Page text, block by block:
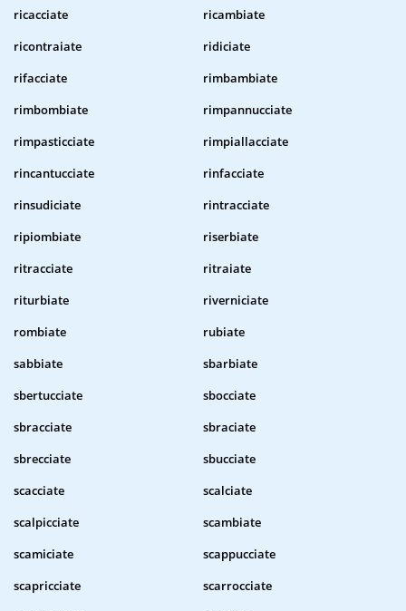
ricacciate
ricambiate
ricontraiate
ridiciate
rifacciate
rimbambiate
rimbombiate
rimpannucciate
rimpasticciate
rimpiallacciate
rincantucciate
rinfacciate
rinsudiciate
rintracciate
ripiombiate
riserbiate
ritracciate
ritraiate
riturbiate
riverniciate
rombiate
rubiate
sabbiate
sbarbiate
sbertucciate
sbocciate
sbracciate
sbraciate
sbrecciate
sbucciate
scacciate
scalciate
scalpicciate
scambiate
scamiciate
scappucciate
scapricciate
scarrocciate